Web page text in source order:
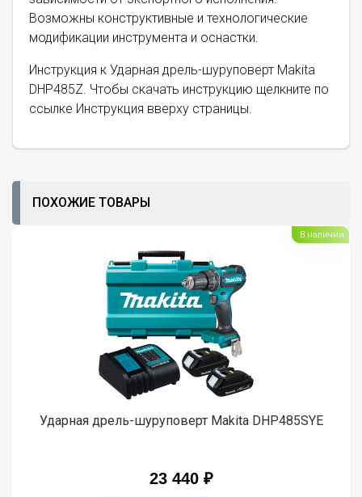
Возможны конструктивные и технологические
модификации инструмента и оснастки.
Инструкция к Ударная дрель-шуруповерт Makita
DHP485Z. Чтобы скачать инструкцию щелкните по
ссылке Инструкция вверху страницы.
ПОХОЖИЕ ТОВАРЫ
Ударная дрель-шуруповерт Makita DHP485SYE
23 440 ₽
В наличии